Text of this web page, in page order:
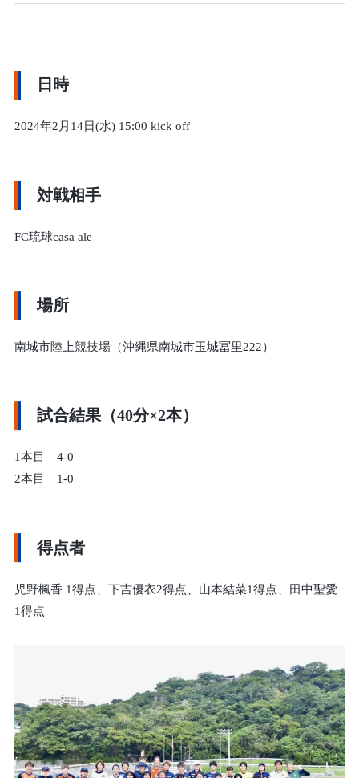
日時
2024年2月14日(水) 15:00 kick off
対戦相手
FC琉球casa ale
場所
南城市陸上競技場（沖縄県南城市玉城冨里222）
試合結果（40分×2本）
1本目 4-0
2本目 1-0
得点者
児野楓香 1得点、下吉優衣2得点、山本結菜1得点、田中聖愛
1得点